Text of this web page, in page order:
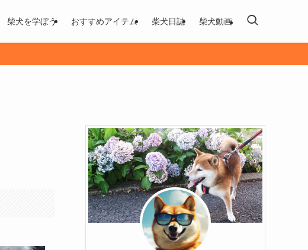
柴犬を学ぼう おすすめアイテム 柴犬日誌 柴犬動画